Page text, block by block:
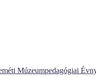
Múzeumpedagógiai